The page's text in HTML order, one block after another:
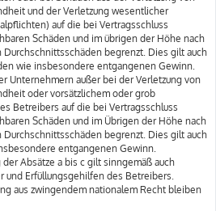
und der Verletzung wesentlicher
auf die bei Vertragsschluss
Schäden und im übrigen der Höhe nach
begrenzt. Dies gilt auch
wie insbesondere entgangenen Gewinn.
Unternehmern außer bei der Verletzung von
oder vorsätzlichem oder grob
Betreibers auf die bei Vertragsschluss
Schäden und im Übrigen der Höhe nach
begrenzt. Dies gilt auch
entgangenen Gewinn.
Absätze a bis c gilt sinngemäß auch
und Erfüllungsgehilfen des Betreibers.
aus zwingendem nationalem Recht bleiben